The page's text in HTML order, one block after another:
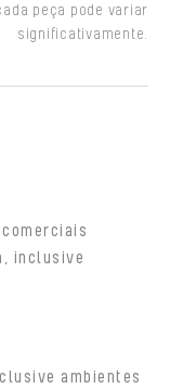
peça pode variar
significativamente.
inclusive
ambientes